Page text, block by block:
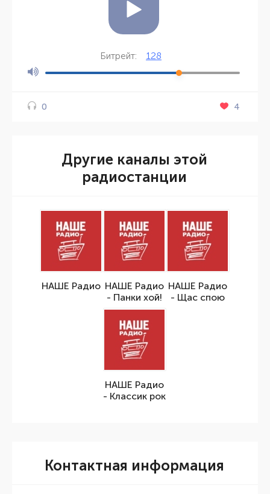
Битрейт: 128
0 4
Другие каналы этой
радиостанции
НАШЕ Радио НАШЕ Радио
- Панки хой!
НАШЕ Радио
- Щас спою
НАШЕ Радио
- Классик рок
Контактная информация